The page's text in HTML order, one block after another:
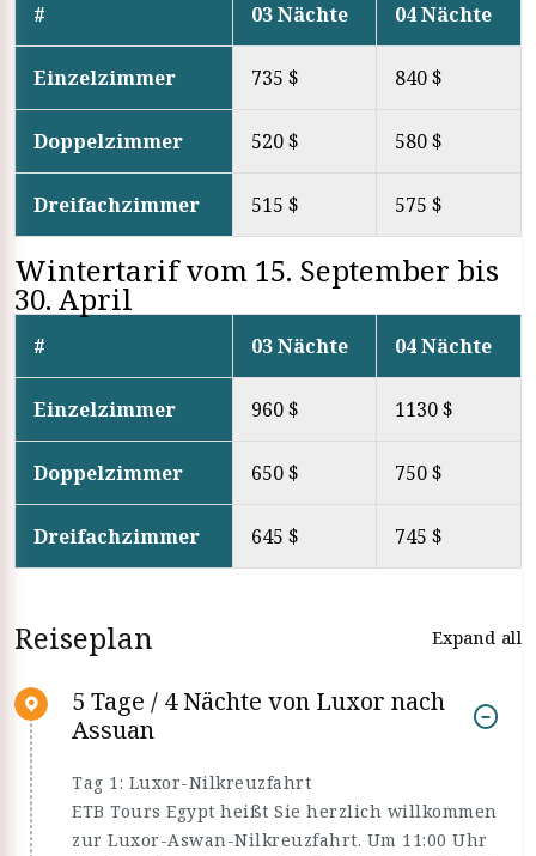
# 03 Nächte 04 Nächte
Einzelzimmer 735 $ 840 $
Doppelzimmer 520 $ 580 $
Dreifachzimmer 515 $ 575 $
Wintertarif vom 15. September bis
30. April
# 03 Nächte 04 Nächte
Einzelzimmer 960 $ 1130 $
Doppelzimmer 650 $ 750 $
Dreifachzimmer 645 $ 745 $
Reiseplan Expand all
5 Tage / 4 Nächte von Luxor nach
Assuan
Tag 1: Luxor-Nilkreuzfahrt
ETB Tours Egypt heißt Sie herzlich willkommen
zur Luxor-Aswan-Nilkreuzfahrt. Um 11:00 Uhr